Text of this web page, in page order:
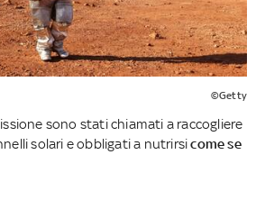
©Getty
sono stati chiamati a raccogliere
solari e obbligati a nutrirsicome se